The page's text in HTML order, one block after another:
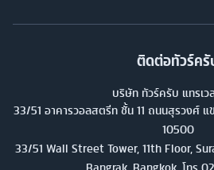
ติดต่อทัวร์ครั
บริษัท ทัวร์ครับ แทรเว
33/51 อาคารวอลสตรีท ชั้น 11 ถนนสุรวงศ์
10500
33/51 Wall Street Tower, 11th Floor,